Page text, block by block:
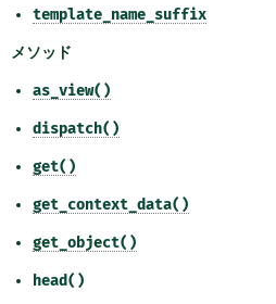
template_name_suffix
メソッド
as_view()
dispatch()
get()
get_context_data()
get_object()
head()